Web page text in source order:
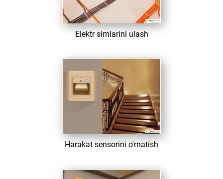
​ Elektr simlarini ulash
​ Harakat sensorini o'rnatish